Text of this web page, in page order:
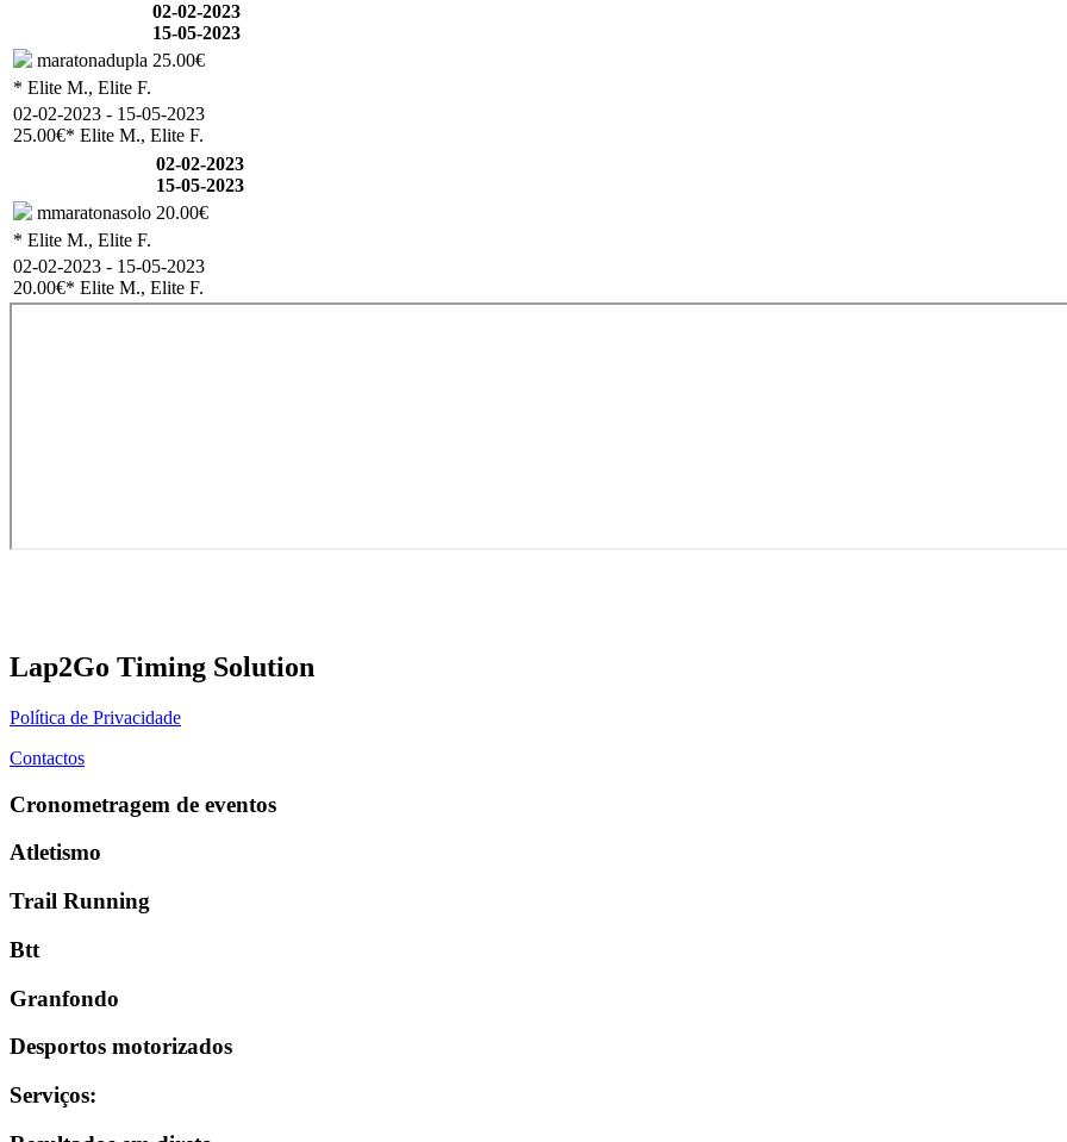
02-02-2023
15-05-2023
maratonadupla 25.00€
* Elite M., Elite F.
02-02-2023 - 15-05-2023
25.00€* Elite M., Elite F.
02-02-2023
15-05-2023
mmaratonasolo 20.00€
* Elite M., Elite F.
02-02-2023 - 15-05-2023
20.00€* Elite M., Elite F.
Lap2Go Timing Solution
Política de Privacidade
Contactos
Cronometragem de eventos
Atletismo
Trail Running
Btt
Granfondo
Desportos motorizados
Serviços: